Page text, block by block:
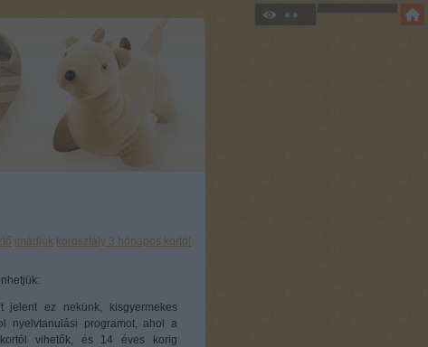
imádjuk korosztály 3 hónapos kortól
jelent ez nekünk, kisgyermekes
nyelvtanulási programot, ahol a
vihetők, és 14 éves korig